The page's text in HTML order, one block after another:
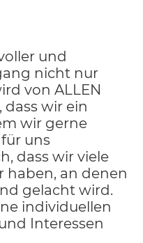
und
nicht nur
von ALLEN
wir ein
wir gerne
uns
dass wir viele
haben, an denen
gelacht wird.
individuellen
Interessen